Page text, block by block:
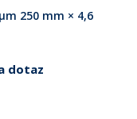
250 mm × 4,6
dotaz